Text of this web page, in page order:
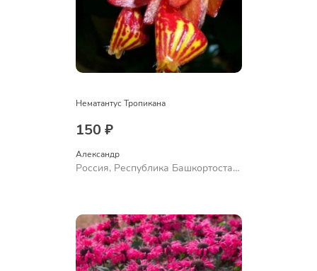
Нематантус Тропикана
150 ₽
Александр
Россия, Республика Башкортостан,